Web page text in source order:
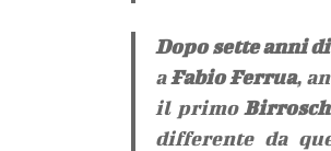
Dopo sette anni
aFabio Ferrua,
il primo
differente da